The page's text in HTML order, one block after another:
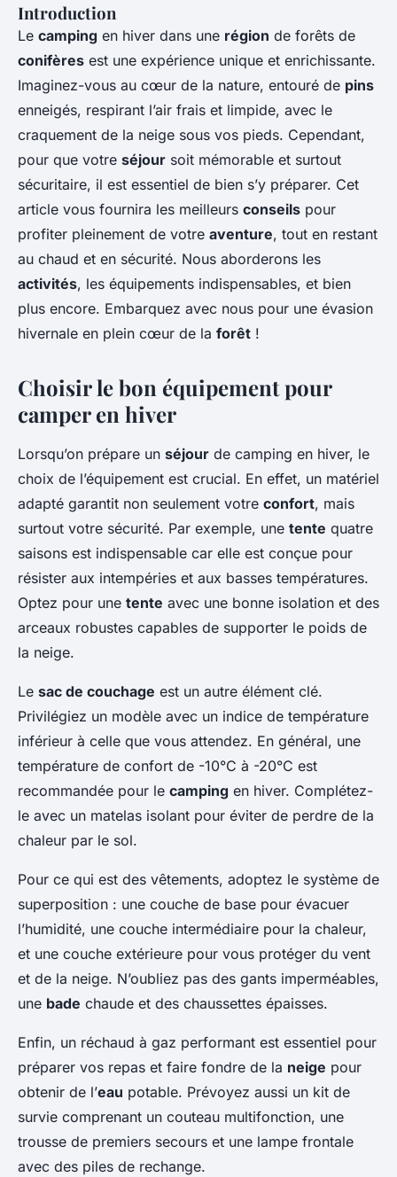
Quels sont les meilleurs
conseils pour camper en
région de forêts de conifères
en hiver ?
• 11 septembre 2024 6 min de lecture
Introduction
Le camping en hiver dans une région de forêts de
conifères est une expérience unique et enrichissante.
Imaginez-vous au cœur de la nature, entouré de pins
enneigés, respirant l’air frais et limpide, avec le
craquement de la neige sous vos pieds. Cependant,
pour que votre séjour soit mémorable et surtout
sécuritaire, il est essentiel de bien s’y préparer. Cet
article vous fournira les meilleurs conseils pour
profiter pleinement de votre aventure, tout en restant
au chaud et en sécurité. Nous aborderons les
activités, les équipements indispensables, et bien
plus encore. Embarquez avec nous pour une évasion
hivernale en plein cœur de la forêt !
Choisir le bon équipement pour
camper en hiver
Lorsqu’on prépare un séjour de camping en hiver, le
choix de l’équipement est crucial. En effet, un matériel
adapté garantit non seulement votre confort, mais
surtout votre sécurité. Par exemple, une tente quatre
saisons est indispensable car elle est conçue pour
résister aux intempéries et aux basses températures.
Optez pour une tente avec une bonne isolation et des
arceaux robustes capables de supporter le poids de
la neige.
Le sac de couchage est un autre élément clé.
Privilégiez un modèle avec un indice de température
inférieur à celle que vous attendez. En général, une
température de confort de -10°C à -20°C est
recommandée pour le camping en hiver. Complétez-
le avec un matelas isolant pour éviter de perdre de la
chaleur par le sol.
Pour ce qui est des vêtements, adoptez le système de
superposition : une couche de base pour évacuer
l’humidité, une couche intermédiaire pour la chaleur,
et une couche extérieure pour vous protéger du vent
et de la neige. N’oubliez pas des gants imperméables,
une bade chaude et des chaussettes épaisses.
Enfin, un réchaud à gaz performant est essentiel pour
préparer vos repas et faire fondre de la neige pour
obtenir de l’eau potable. Prévoyez aussi un kit de
survie comprenant un couteau multifonction, une
trousse de premiers secours et une lampe frontale
avec des piles de rechange.